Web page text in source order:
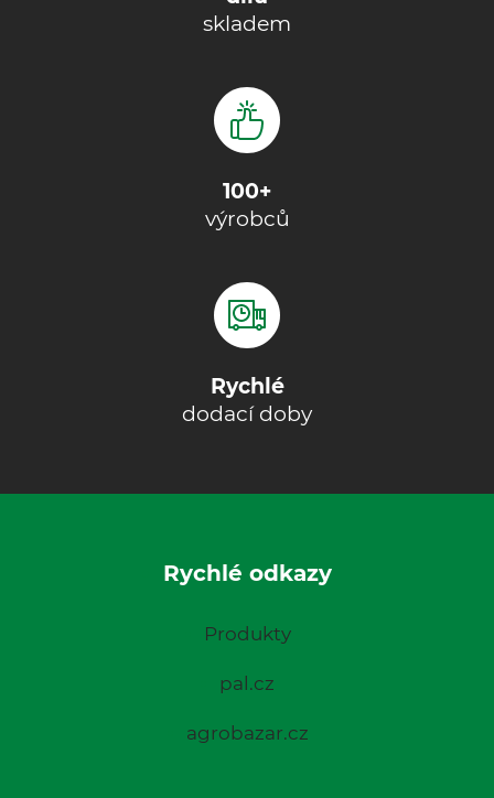
skladem
100+
výrobců
Rychlé
dodací doby
Rychlé odkazy
Produkty
pal.cz
agrobazar.cz